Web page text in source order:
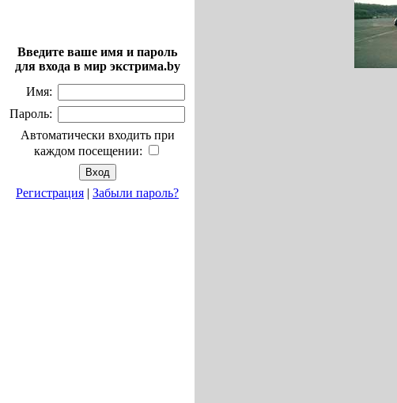
Введите ваше имя и пароль
для входа в мир экстрима.by
Имя:
Пароль:
Автоматически входить при
каждом посещении:
Регистрация | Забыли пароль?